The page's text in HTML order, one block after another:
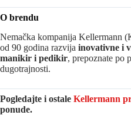
O brendu
Nemačka kompanija Kellermann
od 90 godina razvija inovativne i
manikir i pedikir, prepoznate po
dugotrajnosti.
Pogledajte i ostale Kellermann
ponude.